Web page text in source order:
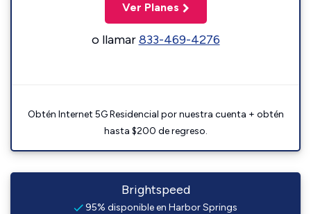
Ver Planes
o llamar833-469-4276
Obtén Internet 5G Residencial por nuestra cuenta + obtén
hasta $200 de regreso.
Brightspeed
95% disponible en Harbor Springs